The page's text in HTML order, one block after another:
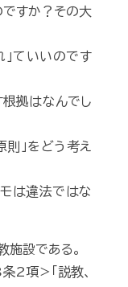
ですか？その大
」ていいのです
根拠はなんでし
則」をどう考え
は違法ではな
設である。
2項＞「説教、